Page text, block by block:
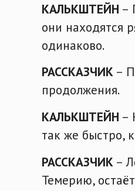
КАЛЬКШТЕЙН –
они находятся
одинаково.
РАССКАЗЧИК –
продолжения.
КАЛЬКШТЕЙН –
так же быстро,
РАССКАЗЧИК –
Темерию,